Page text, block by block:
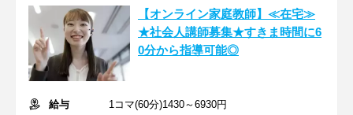
【オンライン家庭教師】≪在宅≫
★社会人講師募集★すきま時間に6
0分から指導可能◎
給与
1コマ(60分)1430～6930円